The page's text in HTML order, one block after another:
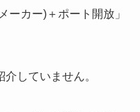
ーカー)＋ポート開放」
していません。